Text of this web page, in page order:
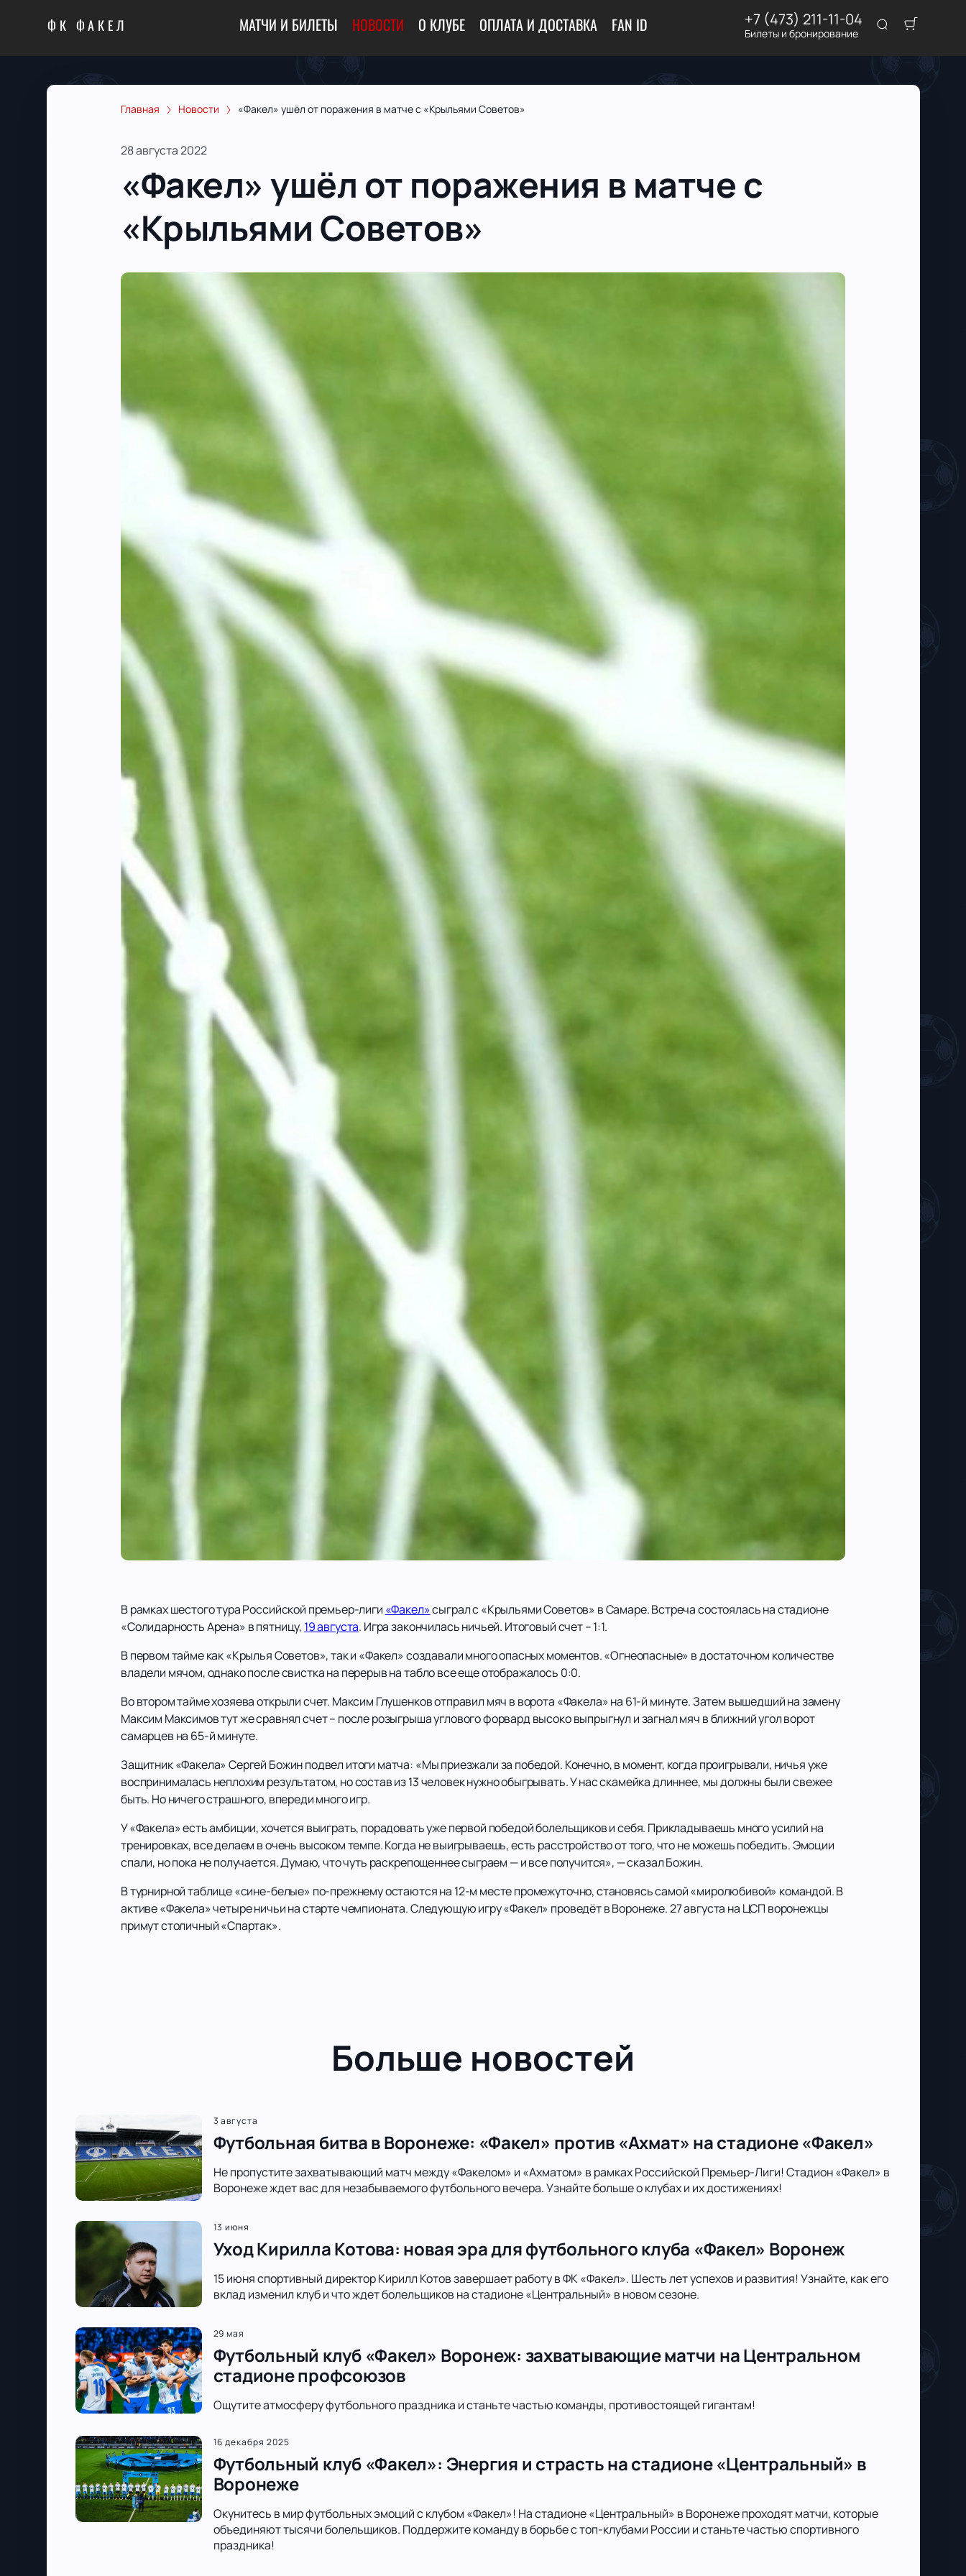
ФК ФАКЕЛ МАТЧИ И БИЛЕТЫ НОВОСТИ О КЛУБЕ ОПЛАТА И ДОСТАВКА FAN ID +7 (473) 211-11-04
Билеты и бронирование
Главная Новости «Факел» ушёл от поражения в матче с «Крыльями Советов»
28 августа 2022
«Факел» ушёл от поражения в матче с
«Крыльями Советов»
В рамках шестого тура Российской премьер-лиги «Факел»сыграл с «Крыльями Советов» в Самаре. Встреча состоялась на стадионе
«Солидарность Арена» в пятницу, 19 августа. Игра закончилась ничьей. Итоговый счет – 1:1.
В первом тайме как «Крылья Советов», так и «Факел» создавали много опасных моментов. «Огнеопасные» в достаточном количестве
владели мячом, однако после свистка на перерыв на табло все еще отображалось 0:0.
Во втором тайме хозяева открыли счет. Максим Глушенков отправил мяч в ворота «Факела» на 61-й минуте. Затем вышедший на замену
Максим Максимов тут же сравнял счет – после розыгрыша углового форвард высоко выпрыгнул и загнал мяч в ближний угол ворот
самарцев на 65-й минуте.
Защитник «Факела» Сергей Божин подвел итоги матча: «Мы приезжали за победой. Конечно, в момент, когда проигрывали, ничья уже
воспринималась неплохим результатом, но состав из 13 человек нужно обыгрывать. У нас скамейка длиннее, мы должны были свежее
быть. Но ничего страшного, впереди много игр.
У «Факела» есть амбиции, хочется выиграть, порадовать уже первой победой болельщиков и себя. Прикладываешь много усилий на
тренировках, все делаем в очень высоком темпе. Когда не выигрываешь, есть расстройство от того, что не можешь победить. Эмоции
спали, но пока не получается. Думаю, что чуть раскрепощеннее сыграем — и все получится», — сказал Божин.
В турнирной таблице «сине-белые» по-прежнему остаются на 12-м месте промежуточно, становясь самой «миролюбивой» командой. В
активе «Факела» четыре ничьи на старте чемпионата. Следующую игру «Факел» проведёт в Воронеже. 27 августа на ЦСП воронежцы
примут столичный «Спартак».
Больше новостей
3 августа
Футбольная битва в Воронеже: «Факел» против «Ахмат» на стадионе «Факел»
Не пропустите захватывающий матч между «Факелом» и «Ахматом» в рамках Российской Премьер-Лиги! Стадион «Факел» в
Воронеже ждет вас для незабываемого футбольного вечера. Узнайте больше о клубах и их достижениях!
13 июня
Уход Кирилла Котова: новая эра для футбольного клуба «Факел» Воронеж
15 июня спортивный директор Кирилл Котов завершает работу в ФК «Факел». Шесть лет успехов и развития! Узнайте, как его
вклад изменил клуб и что ждет болельщиков на стадионе «Центральный» в новом сезоне.
29 мая
Футбольный клуб «Факел» Воронеж: захватывающие матчи на Центральном
стадионе профсоюзов
Ощутите атмосферу футбольного праздника и станьте частью команды, противостоящей гигантам!
16 декабря 2025
Футбольный клуб «Факел»: Энергия и страсть на стадионе «Центральный» в
Воронеже
Окунитесь в мир футбольных эмоций с клубом «Факел»! На стадионе «Центральный» в Воронеже проходят матчи, которые
объединяют тысячи болельщиков. Поддержите команду в борьбе с топ-клубами России и станьте частью спортивного
праздника!